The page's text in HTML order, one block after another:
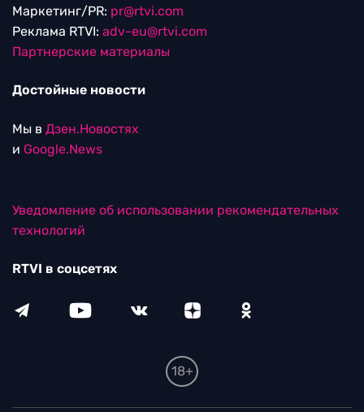
Маркетинг/PR: pr@rtvi.com
Реклама RTVI: adv-eu@rtvi.com
Партнерские материалы
Достойные новости
Мы в Дзен.Новостях
и Google.News
Уведомление об использовании рекомендательных
технологий
RTVI в соцсетях
18+